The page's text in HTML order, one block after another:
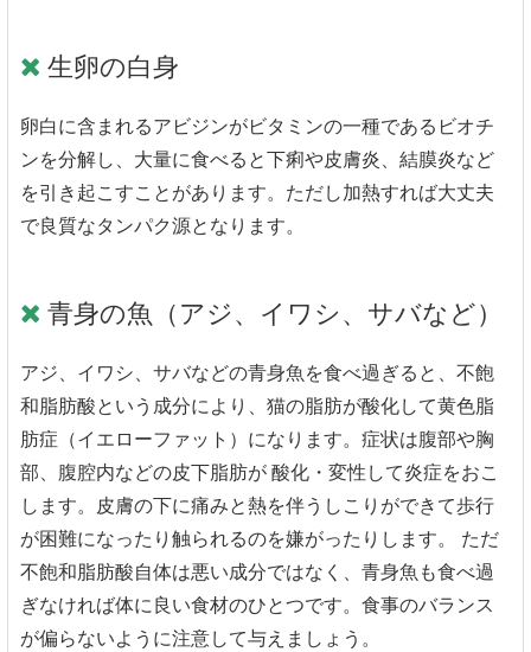
生卵の白身
卵白に含まれるアビジンがビタミンの一種であるビオチ
ンを分解し、大量に食べると下痢や皮膚炎、結膜炎など
を引き起こすことがあります。ただし加熱すれば大丈夫
で良質なタンパク源となります。
青身の魚（アジ、イワシ、サバなど）
アジ、イワシ、サバなどの青身魚を食べ過ぎると、不飽
和脂肪酸という成分により、猫の脂肪が酸化して黄色脂
肪症（イエローファット）になります。症状は腹部や胸
部、腹腔内などの皮下脂肪が 酸化・変性して炎症をおこ
します。皮膚の下に痛みと熱を伴うしこりができて歩行
が困難になったり触られるのを嫌がったりします。 ただ
不飽和脂肪酸自体は悪い成分ではなく、青身魚も食べ過
ぎなければ体に良い食材のひとつです。食事のバランス
が偏らないように注意して与えましょう。